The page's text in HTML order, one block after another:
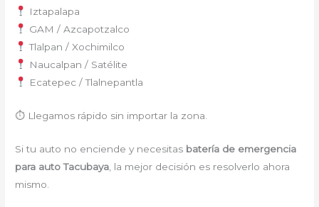
Iztapalapa
GAM / Azcapotzalco
Tlalpan / Xochimilco
Naucalpan / Satélite
Ecatepec / Tlalnepantla
⏱ Llegamos rápido sin importar la zona.
Si tu auto no enciende y necesitas batería de emergencia
para auto Tacubaya , la mejor decisión es resolverlo ahora
mismo.